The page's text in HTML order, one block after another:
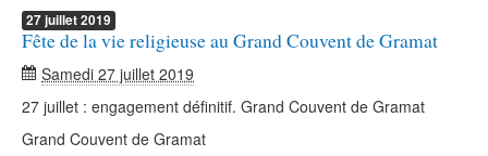
27juillet2019
Fête de la vie religieuse au Grand Couvent de Gramat
Samedi 27 juillet 2019
27 juillet : engagement définitif. Grand Couvent de Gramat
Grand Couvent de Gramat